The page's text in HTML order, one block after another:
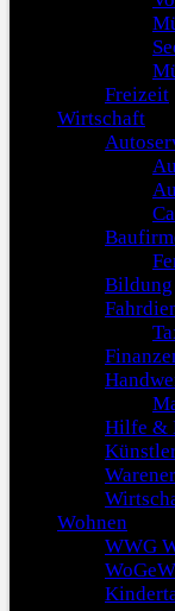
Freizeit
Wirtschaft
Bildung
Hilfe &
Wohnen
WWG